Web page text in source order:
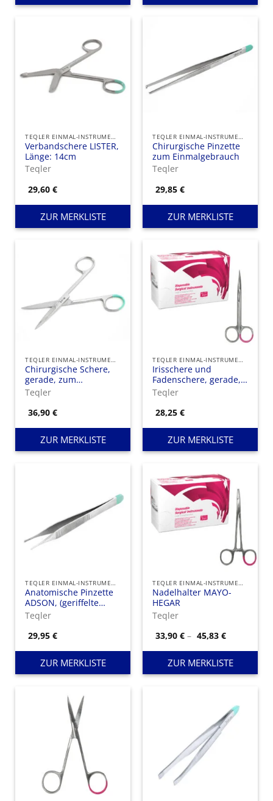
TEQLER EINMAL-INSTRUMENTE
Verbandschere LISTER,
Länge: 14cm
Teqler
29,60€
ZUR MERKLISTE
TEQLER EINMAL-INSTRUMENTE
Chirurgische Pinzette
zum Einmalgebrauch
Teqler
29,85€
ZUR MERKLISTE
TEQLER EINMAL-INSTRUMENTE
Chirurgische Schere,
gerade, zum
Einmalgebrauch
Teqler
36,90€
ZUR MERKLISTE
TEQLER EINMAL-INSTRUMENTE
Irisschere und
Fadenschere, gerade,
Einweginstrument aus
Edelstahl
Teqler
28,25€
ZUR MERKLISTE
TEQLER EINMAL-INSTRUMENTE
Anatomische Pinzette
ADSON, (geriffelte
Haltebacken)
Teqler
29,95€
ZUR MERKLISTE
TEQLER EINMAL-INSTRUMENTE
Nadelhalter MAYO-
HEGAR
Teqler
33,90€ – 45,83€
33,90 €
bis
45,83 €
ZUR MERKLISTE